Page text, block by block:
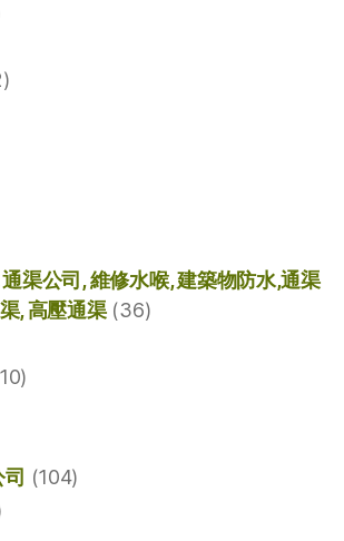
渠公司, 維修水喉, 建築物防水,通渠
, 高壓通渠(36)
(104)